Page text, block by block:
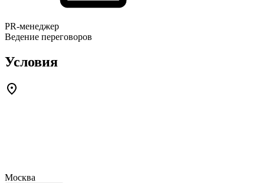
PR-менеджер
Ведение переговоров
Условия
Москва